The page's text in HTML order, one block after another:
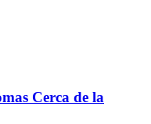
Cerca de la